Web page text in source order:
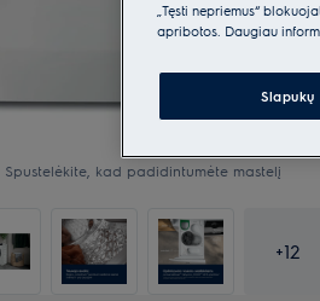
Spustelėkite, kad padidintumėte mastelį
+12
„Tęsti nepriėmus“
apribotos. Daugiau